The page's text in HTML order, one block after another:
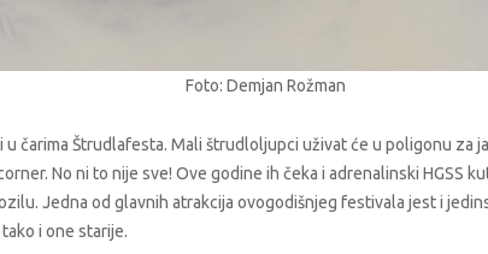
Foto: Demjan Rožman
u čarima Štrudlafesta. Mali štrudloljupci uživat će u poligonu za
No ni to nije sve! Ove godine ih čeka i adrenalinski HGSS
Jedna od glavnih atrakcija ovogodišnjeg festivala jest i
i one starije.